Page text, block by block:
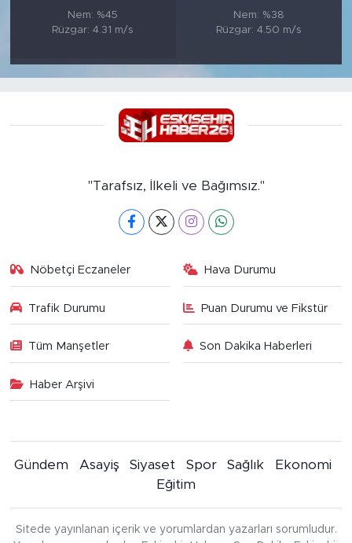
Nem: %45
Rüzgar: 4.31 m/s
Nem: %38
Rüzgar: 4.50 m/s
"Tarafsız, İlkeli ve Bağımsız."
Nöbetçi Eczaneler Hava Durumu
Trafik Durumu Puan Durumu ve Fikstür
Tüm Manşetler Son Dakika Haberleri
Haber Arşivi
Gündem Asayiş Siyaset Spor Sağlık
Ekonomi
Eğitim
Sitede yayınlanan içerik ve yorumlardan yazarları sorumludur.